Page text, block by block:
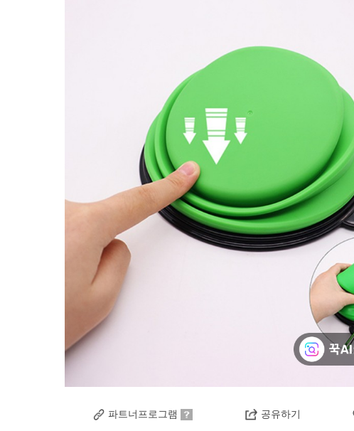
파트너프로그램 공유하기